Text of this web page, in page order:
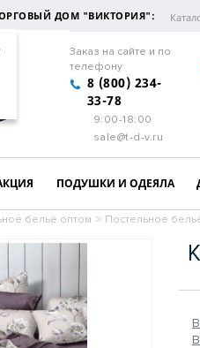
ДОМ "ВИКТОРИЯ":
Заказ на сайте и по
телефону
8 (800) 234-
33-78
9:00-18:00
sale@t-d-v.ru
ПОДУШКИ И ОДЕЯЛА
бельё оптом > Постельное